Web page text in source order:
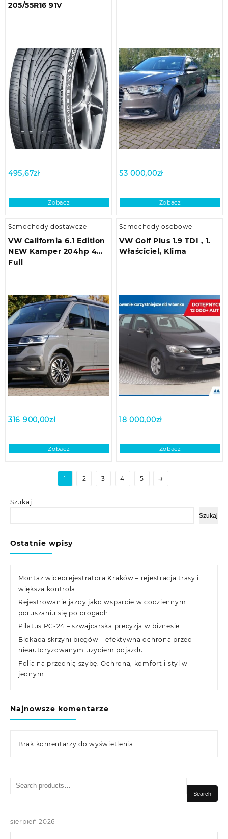
Szukaj
Szukaj
Ostatnie wpisy
Montaż wideorejestratora Kraków – rejestracja trasy i
większa kontrola
Rejestrowanie jazdy jako wsparcie w codziennym
poruszaniu się po drogach
Pilatus PC-24 – szwajcarska precyzja w biznesie
Blokada skrzyni biegów – efektywna ochrona przed
nieautoryzowanym użyciem pojazdu
Folia na przednią szybę: Ochrona, komfort i styl w
jednym
Najnowsze komentarze
Brak komentarzy do wyświetlenia.
205/55R16 91V
495,67zł
Zobacz
53 000,00zł
Zobacz
Samochody dostawcze
VW California 6.1 Edition
NEW Kamper 204hp 4m
Full
316 900,00zł
Zobacz
Samochody osobowe
VW Golf Plus 1.9 TDI , 1.
Właściciel, Klima
18 000,00zł
Zobacz
1 2 3 4 5 →
Search
Search
sierpień 2026